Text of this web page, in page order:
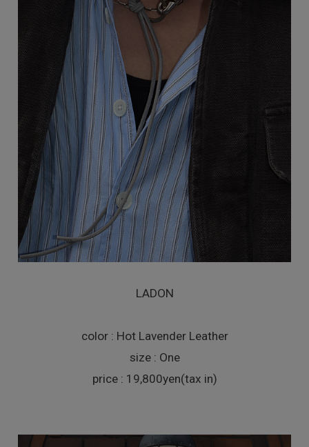
LADON
color : Hot Lavender Leather
size : One
price : 19,800yen(tax in)